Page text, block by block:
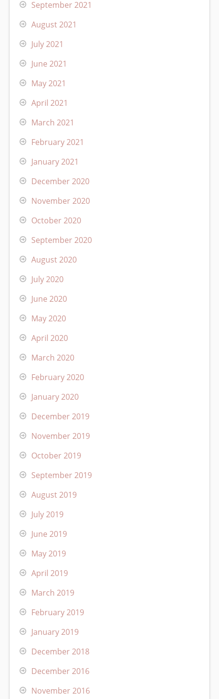
September 2021
August 2021
July 2021
June 2021
May 2021
April 2021
March 2021
February 2021
January 2021
December 2020
November 2020
October 2020
September 2020
August 2020
July 2020
June 2020
May 2020
April 2020
March 2020
February 2020
January 2020
December 2019
November 2019
October 2019
September 2019
August 2019
July 2019
June 2019
May 2019
April 2019
March 2019
February 2019
January 2019
December 2018
December 2016
November 2016